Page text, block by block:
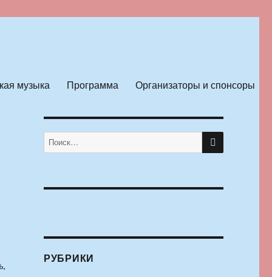
музыка Программа Организаторы и спонсоры
Искать: ПОИСК
РУБРИКИ